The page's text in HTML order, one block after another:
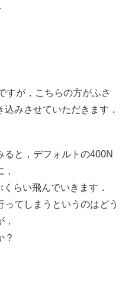
すが，こちらの方がふさ
みさせていただきます．
と，デフォルトの400N
らい飛んでいきます．
てしまうというのはどう
？